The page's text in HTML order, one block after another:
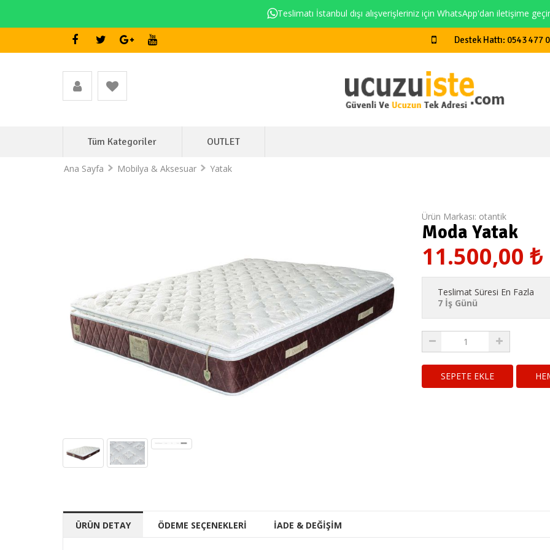
Teslimatı İstanbul dışı alışverişleriniz için WhatsApp'dan iletişime
Destek Hattı: 0543 477
Tüm Kategoriler OUTLET
Ana Sayfa Mobilya & Aksesuar Yatak
Ürün Markası: otantik
Moda Yatak
11.500,00 ₺
Teslimat Süresi En Fazla
7 İş Günü
ÜRÜN DETAY ÖDEME SEÇENEKLERİ İADE & DEĞİŞİM